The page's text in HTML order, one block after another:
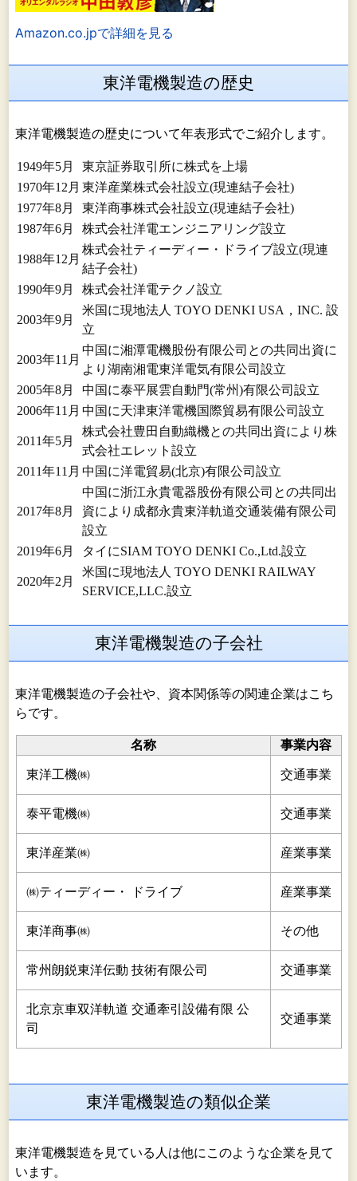
Amazon.co.jpで詳細を見る
東洋電機製造の歴史
東洋電機製造の歴史について年表形式でご紹介します。
1949年5月
東京証券取引所に株式を上場
1970年12月 東洋産業株式会社設立(現連結子会社)
1977年8月
東洋商事株式会社設立(現連結子会社)
1987年6月
株式会社洋電エンジニアリング設立
1988年12月
株式会社ティーディー・ドライブ設立(現連
結子会社)
1990年9月
株式会社洋電テクノ設立
2003年9月
米国に現地法人 TOYO DENKI USA，INC. 設
立
2003年11月
中国に湘潭電機股份有限公司との共同出資に
より湖南湘電東洋電気有限公司設立
2005年8月
中国に泰平展雲自動門(常州)有限公司設立
2006年11月 中国に天津東洋電機国際貿易有限公司設立
2011年5月
株式会社豊田自動織機との共同出資により株
式会社エレット設立
2011年11月 中国に洋電貿易(北京)有限公司設立
2017年8月
中国に浙江永貴電器股份有限公司との共同出
資により成都永貴東洋軌道交通装備有限公司
設立
2019年6月
タイにSIAM TOYO DENKI Co.,Ltd.設立
2020年2月
米国に現地法人 TOYO DENKI RAILWAY
SERVICE,LLC.設立
東洋電機製造の子会社
東洋電機製造の子会社や、資本関係等の関連企業はこち
らです。
名称 事業内容
東洋工機㈱ 交通事業
泰平電機㈱ 交通事業
東洋産業㈱ 産業事業
㈱ティーディー・ ドライブ 産業事業
東洋商事㈱ その他
常州朗鋭東洋伝動 技術有限公司 交通事業
北京京車双洋軌道 交通牽引設備有限 公
司
交通事業
東洋電機製造の類似企業
東洋電機製造を見ている人は他にこのような企業を見て
います。